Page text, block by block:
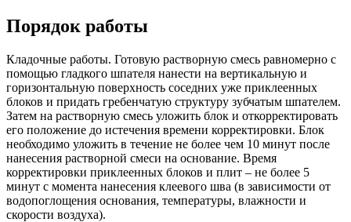
Порядок работы
Кладочные работы. Готовую растворную смесь равномерно с
помощью гладкого шпателя нанести на вертикальную и
горизонтальную поверхность соседних уже приклеенных
блоков и придать гребенчатую структуру зубчатым шпателем.
Затем на растворную смесь уложить блок и откорректировать
его положение до истечения времени корректировки. Блок
необходимо уложить в течение не более чем 10 минут после
нанесения растворной смеси на основание. Время
корректировки приклеенных блоков и плит – не более 5
минут с момента нанесения клеевого шва (в зависимости от
водопоглощения основания, температуры, влажности и
скорости воздуха).